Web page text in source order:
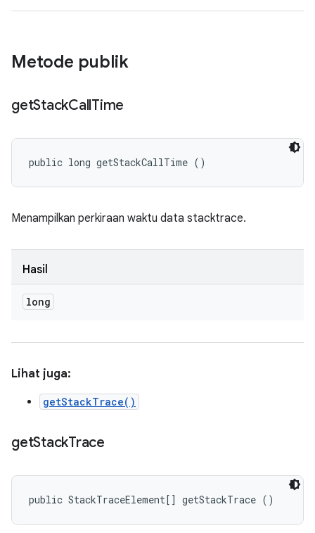
Metode publik
getStackCallTime
public long getStackCallTime ()
Menampilkan perkiraan waktu data stacktrace.
Hasil
long
Lihat juga:
getStackTrace()
getStackTrace
public StackTraceElement[] getStackTrace ()